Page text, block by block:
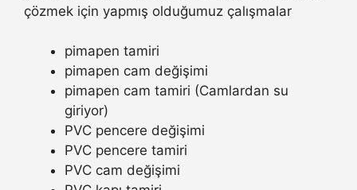
çözmek için yapmış olduğumuz çalışmalar
pimapen tamiri
pimapen cam değişimi
pimapen cam tamiri (Camlardan su
giriyor)
PVC pencere değişimi
PVC pencere tamiri
PVC cam değişimi